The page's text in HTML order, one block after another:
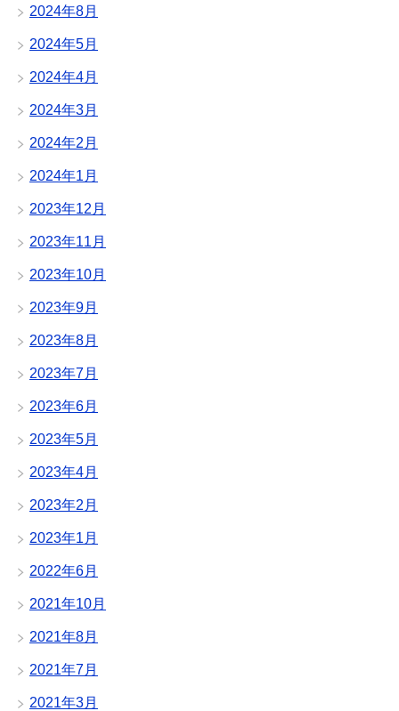
2024年8月
2024年5月
2024年4月
2024年3月
2024年2月
2024年1月
2023年12月
2023年11月
2023年10月
2023年9月
2023年8月
2023年7月
2023年6月
2023年5月
2023年4月
2023年2月
2023年1月
2022年6月
2021年10月
2021年8月
2021年7月
2021年3月